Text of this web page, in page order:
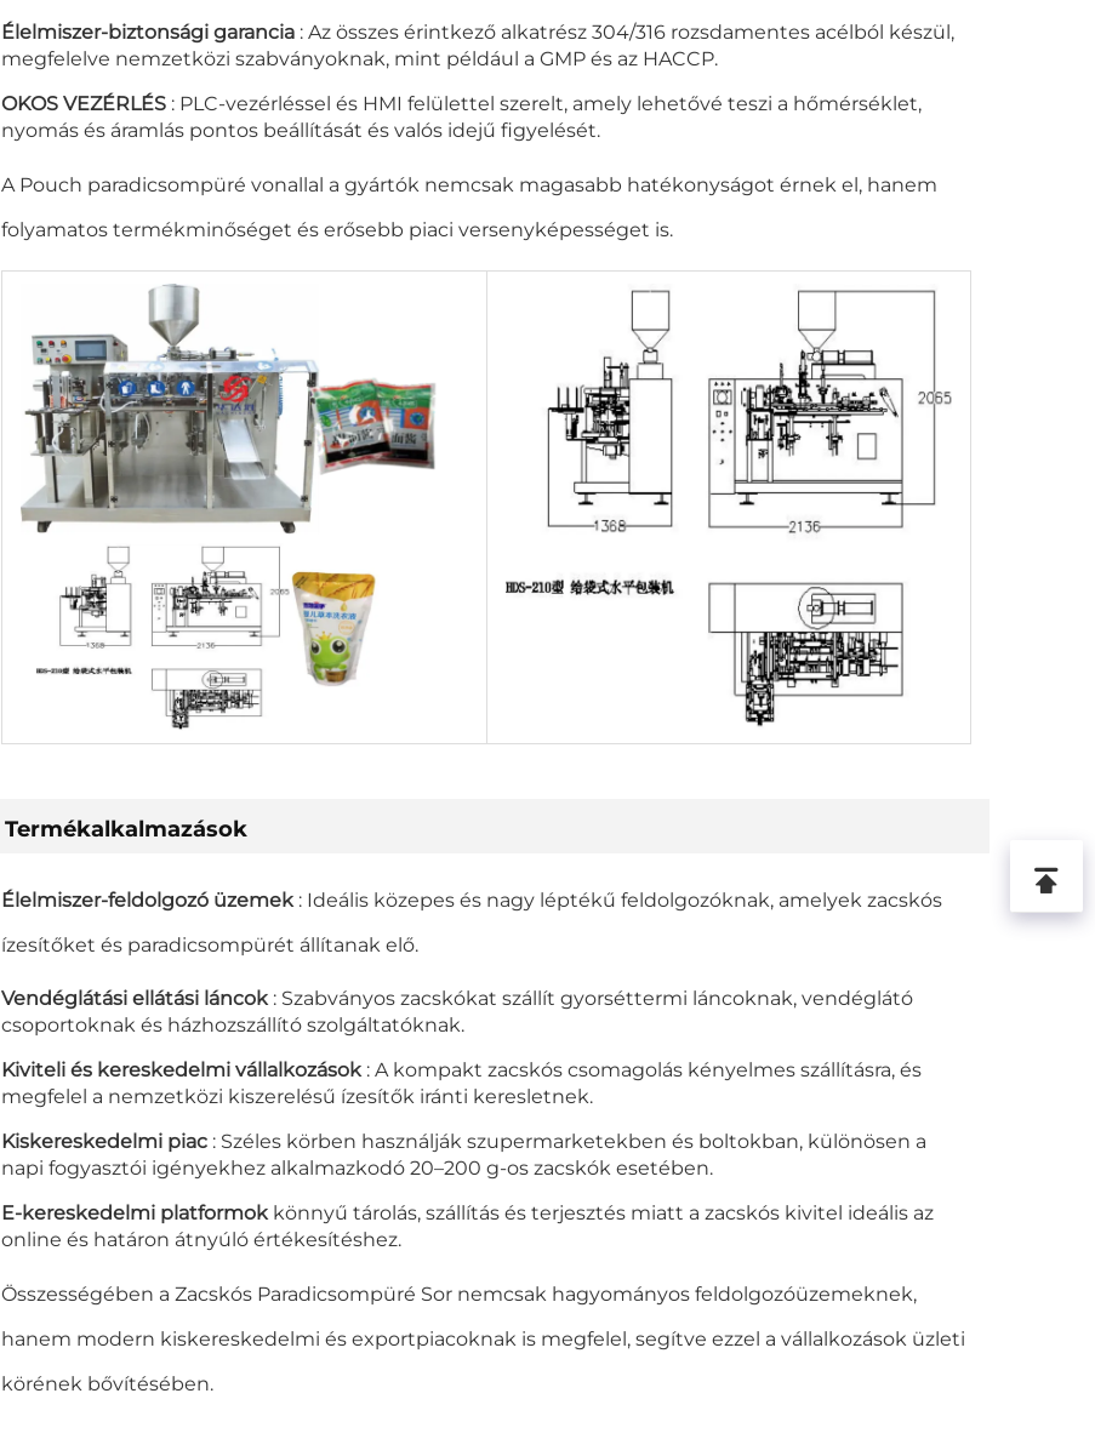
Élelmiszer-biztonsági garancia : Az összes érintkező alkatrész 304/316 rozsdamentes acélból készül,
megfelelve nemzetközi szabványoknak, mint például a GMP és az HACCP.
OKOS VEZÉRLÉS : PLC-vezérléssel és HMI felülettel szerelt, amely lehetővé teszi a hőmérséklet,
nyomás és áramlás pontos beállítását és valós idejű figyelését.
A Pouch paradicsompüré vonallal a gyártók nemcsak magasabb hatékonyságot érnek el, hanem
folyamatos termékminőséget és erősebb piaci versenyképességet is.
Termékalkalmazások
Élelmiszer-feldolgozó üzemek : Ideális közepes és nagy léptékű feldolgozóknak, amelyek zacskós
ízesítőket és paradicsompürét állítanak elő.
Vendéglátási ellátási láncok : Szabványos zacskókat szállít gyorséttermi láncoknak, vendéglátó
csoportoknak és házhozszállító szolgáltatóknak.
Kiviteli és kereskedelmi vállalkozások : A kompakt zacskós csomagolás kényelmes szállításra, és
megfelel a nemzetközi kiszerelésű ízesítők iránti keresletnek.
Kiskereskedelmi piac : Széles körben használják szupermarketekben és boltokban, különösen a
napi fogyasztói igényekhez alkalmazkodó 20–200 g-os zacskók esetében.
E-kereskedelmi platformok könnyű tárolás, szállítás és terjesztés miatt a zacskós kivitel ideális az
online és határon átnyúló értékesítéshez.
Összességében a Zacskós Paradicsompüré Sor nemcsak hagyományos feldolgozóüzemeknek,
hanem modern kiskereskedelmi és exportpiacoknak is megfelel, segítve ezzel a vállalkozások üzleti
körének bővítésében.